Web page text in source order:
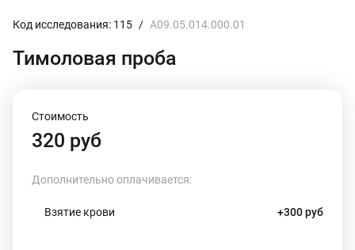
Код исследования: 115 / A09.05.014.000.01
Тимоловая проба
Стоимость
320 руб
Дополнительно оплачивается:
Взятие крови +300 руб